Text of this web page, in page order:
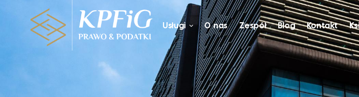
Usługi O nas Zespół Blog Kontakt